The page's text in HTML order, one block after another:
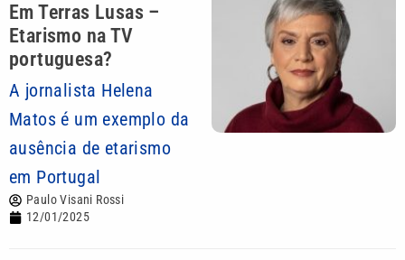
Em Terras Lusas –
Etarismo na TV
portuguesa?
A jornalista Helena
Matos é um exemplo da
ausência de etarismo
em Portugal
Paulo Visani Rossi
12/01/2025